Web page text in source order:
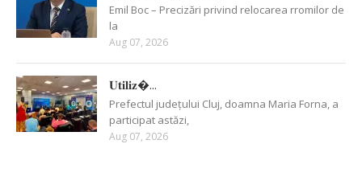
Emil Boc – Precizări privind relocarea rromilor de
la
Aug 07, 2026
𝐔𝐭𝐢𝐥𝐢𝐳�...
Prefectul județului Cluj, doamna Maria Forna, a
participat astăzi,
Aug 07, 2026